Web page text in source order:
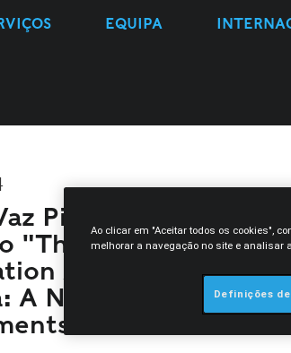
EQUIPA
Pinto e Joana
"The Sustainable
Agreement
A New Model for
Ao clicar em "Aceitar todos os cookies",
melhorar a navegação no site e analisar
Definições